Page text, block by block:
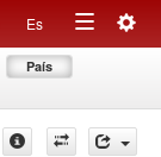
Es
Toggle
País